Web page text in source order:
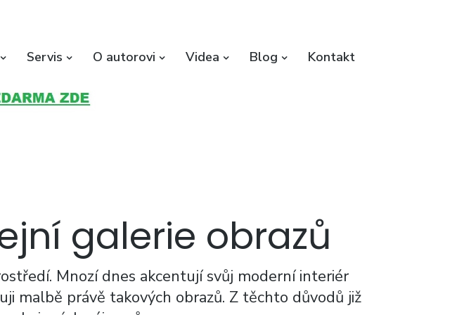
Servis O autorovi Videa Blog Kontakt
galerie obrazů
Mnozí dnes akcentují svůj moderní interiér
malbě právě takových obrazů. Z těchto důvodů již